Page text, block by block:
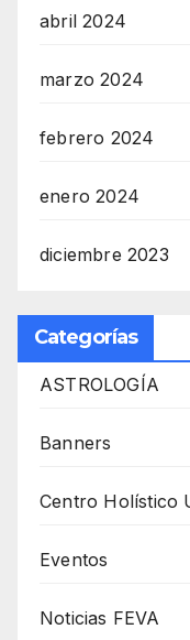
abril 2024
marzo 2024
febrero 2024
enero 2024
diciembre 2023
Categorías
ASTROLOGÍA
Banners
Centro Holístico
Eventos
Noticias FEVA